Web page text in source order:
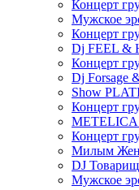
Концерт
Мужское
Концерт
Dj FEEL &
Концерт
Dj Forsage
Show
Концерт
Концерт
Милым
DJ
Мужское